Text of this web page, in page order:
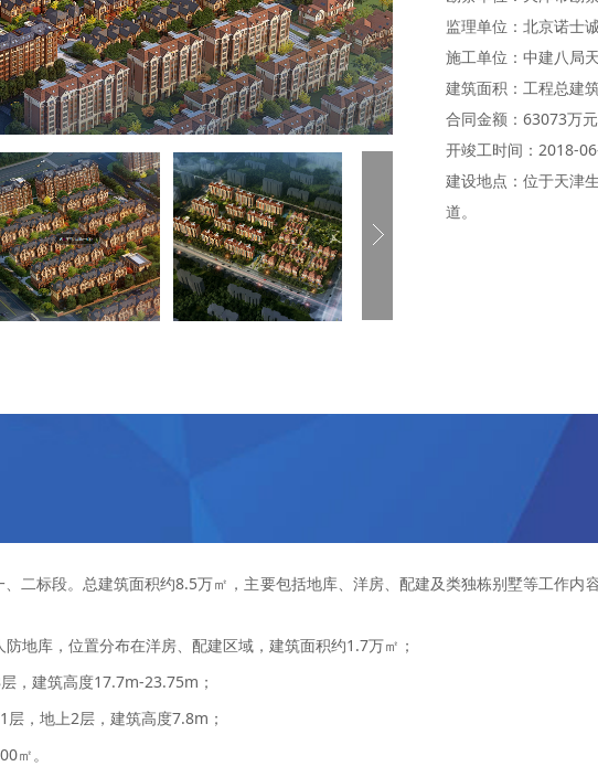
监理单位：北京诺士
施工单位：中建八局
建筑面积：工程总建
合同金额：63073万元
开竣工时间：2018-
建设地点：位于天津
道。
二标段。总建筑面积约8.5万㎡，主要包括地库、洋房、配建及类独栋别墅等工作
防地库，位置分布在洋房、配建区域，建筑面积约1.7万㎡；
，建筑高度17.7m-23.75m；
层，地上2层，建筑高度7.8m；
㎡。